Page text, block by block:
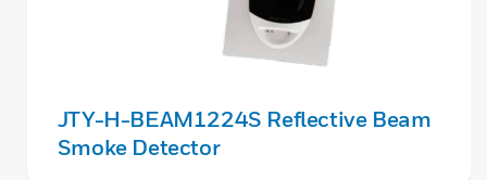
JTY-H-BEAM1224S Reflective Beam
Smoke Detector